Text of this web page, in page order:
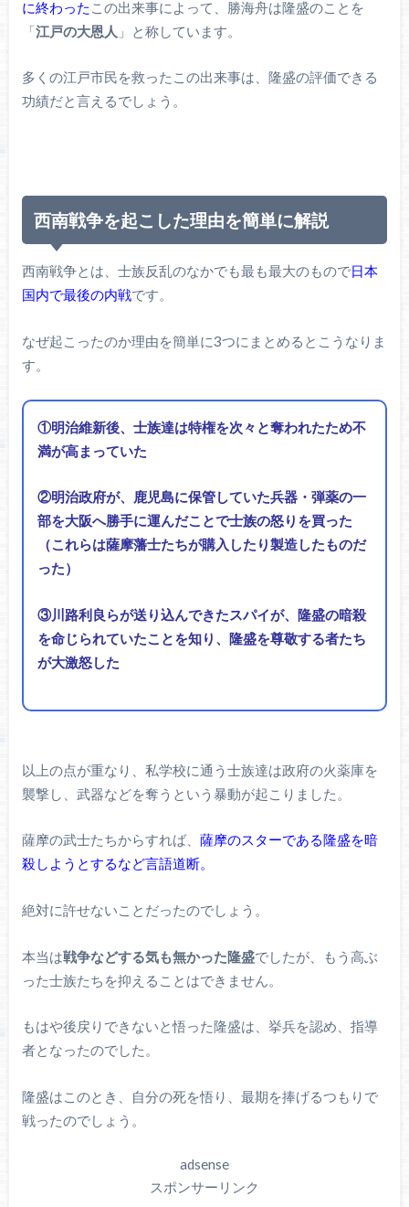
に終わった この出来事によって、勝海舟は隆盛のことを
「江戸の大恩人 」と称しています。
多くの江戸市民を救ったこの出来事は、隆盛の評価できる
功績だと言えるでしょう。
西南戦争を起こした理由を簡単に解説
西南戦争とは、士族反乱のなかでも最も最大のもので日本
国内で最後の内戦です。
なぜ起こったのか理由を簡単に3つにまとめるとこうなりま
す。
①明治維新後、士族達は特権を次々と奪われたため不
満が高まっていた
②明治政府が、鹿児島に保管していた兵器・弾薬の一
部を大阪へ勝手に運んだことで士族の怒りを買った
（これらは薩摩藩士たちが購入したり製造したものだ
った）
③川路利良らが送り込んできたスパイが、隆盛の暗殺
を命じられていたことを知り、隆盛を尊敬する者たち
が大激怒した
以上の点が重なり、私学校に通う士族達は政府の火薬庫を
襲撃し、武器などを奪うという暴動が起こりました。
薩摩の武士たちからすれば、 薩摩のスターである隆盛を暗
殺しようとするなど言語道断。
絶対に許せないことだったのでしょう。
本当は戦争などする気も無かった隆盛でしたが、もう高ぶ
った士族たちを抑えることはできません。
もはや後戻りできないと悟った隆盛は、挙兵を認め、指導
者となったのでした。
隆盛はこのとき、自分の死を悟り、最期を捧げるつもりで
戦ったのでしょう。
adsense
スポンサーリンク